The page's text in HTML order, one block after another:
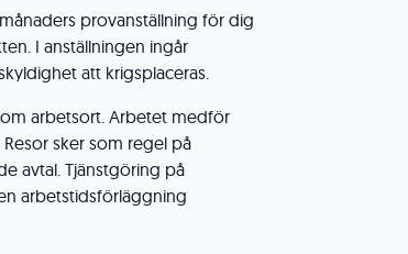
provanställning för dig
I anställningen ingår
att krigsplaceras.
arbetsort. Arbetet medför
sker som regel på
avtal. Tjänstgöring på
arbetstidsförläggning